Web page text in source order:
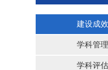
建设成效
学科管理
学科评估